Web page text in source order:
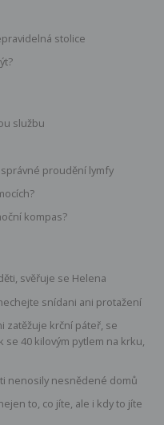
stolice
službu
proudění lymfy
kompas?
svěřuje se Helena
snídani ani protažení
zatěžuje krční páteř, se
40 kilovým pytlem na krku,
nenosily nesnědené domů
to, co jíte, ale i kdy to jíte